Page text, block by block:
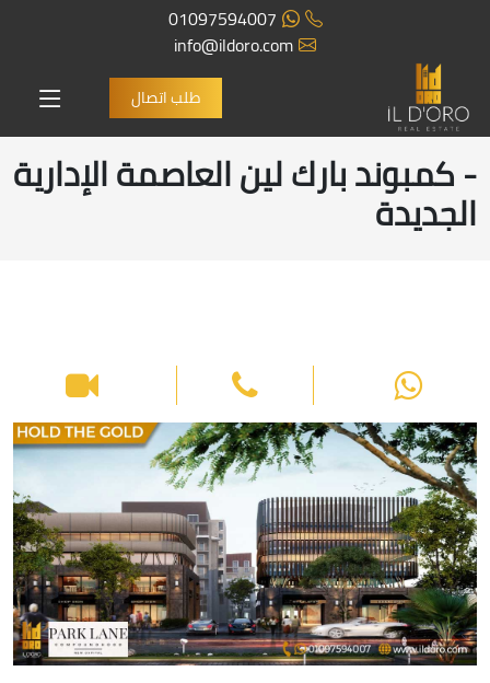
01097594007
info@ildoro.com
طلب اتصال
- كمبوند بارك لين العاصمة الإدارية
الجديدة